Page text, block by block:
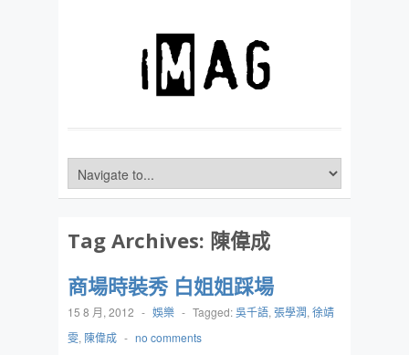
Tag Archives: 陳偉成
商場時裝秀 白姐姐踩場
15 8 月, 2012 - 娛樂 - Tagged:吳千語, 張學潤, 徐靖
雯, 陳偉成 - no comments